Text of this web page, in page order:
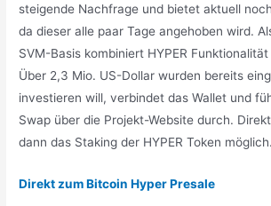
steigende Nachfrage und bietet aktuell
da dieser alle paar Tage angehoben wird.
SVM-Basis kombiniert HYPER
Über 2,3 Mio. US-Dollar wurden bereits
investieren will, verbindet das Wallet und
Swap über die Projekt-Website durch.
dann das Staking der HYPER Token möglich.
Direkt zum Bitcoin Hyper Presale